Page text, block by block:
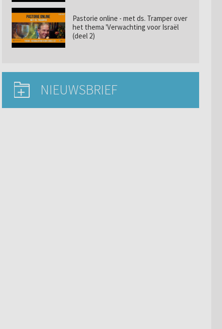
Pastorie online - met ds. Tramper over
het thema 'Verwachting voor Israël
(deel 2)
NIEUWSBRIEF